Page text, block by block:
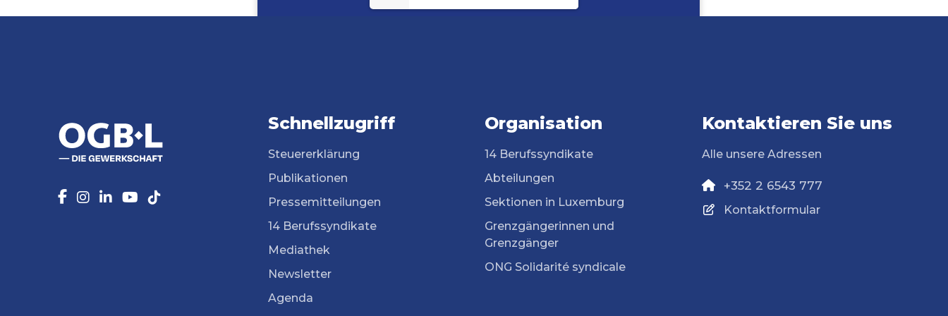
Schnellzugriff
Steuererklärung
Publikationen
Pressemitteilungen
14 Berufssyndikate
Mediathek
Newsletter
Agenda
Organisation
14 Berufssyndikate
Abteilungen
Sektionen in Luxemburg
Grenzgängerinnen und
Grenzgänger
ONG Solidarité syndicale
Kontaktieren Sie uns
Alle unsere Adressen
+352 2 6543 777
Kontaktformular